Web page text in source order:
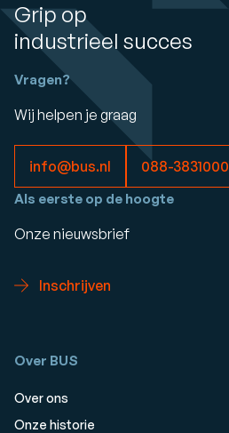
Grip op
industrieel succes
Vragen?
Wij helpen je graag
info@bus.nl 088-3831000
Als eerste op de hoogte
Onze nieuwsbrief
Inschrijven
Over BUS
Over ons
Onze historie